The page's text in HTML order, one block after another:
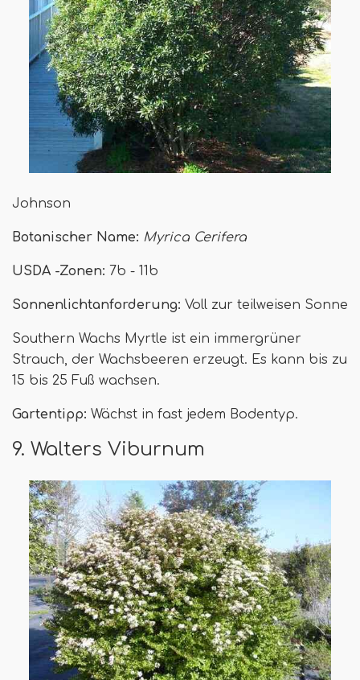
Johnson
Botanischer Name: Myrica Cerifera
USDA -Zonen: 7b - 11b
Sonnenlichtanforderung: Voll zur teilweisen Sonne
Southern Wachs Myrtle ist ein immergrüner
Strauch, der Wachsbeeren erzeugt. Es kann bis zu
15 bis 25 Fuß wachsen.
Gartentipp: Wächst in fast jedem Bodentyp.
9. Walters Viburnum